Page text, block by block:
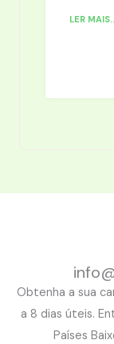
LER
Obtenha a sua
a 8 dias úteis.
Países